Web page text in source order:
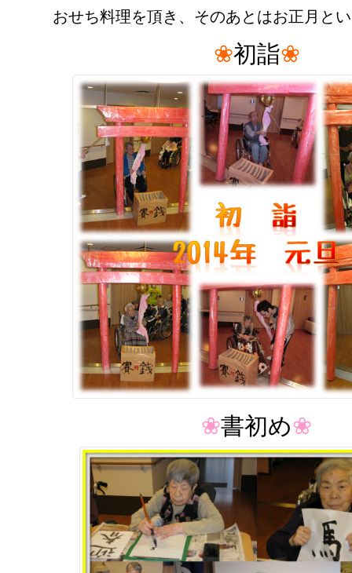
おせち料理を頂き、そのあとはお正月と
❀初詣❀
❀書初め❀